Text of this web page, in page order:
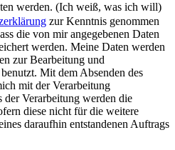
werden. (Ich weiß, was ich will)
zur Kenntnis genommen
die von mir angegebenen Daten
werden. Meine Daten werden
zur Bearbeitung und
Mit dem Absenden des
mit der Verarbeitung
der Verarbeitung werden die
diese nicht für die weitere
daraufhin entstandenen Auftrags